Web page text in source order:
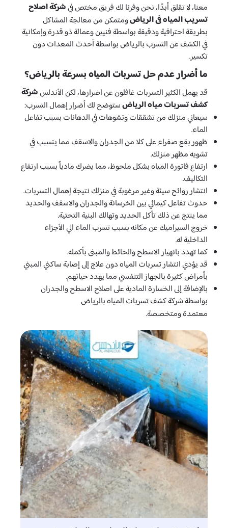
معنا، لا تقلق أبدًا، نحن وفرنا لك فريق مختص فيشركة اصلاح
تسريب المياه فى الرياضومتمكن من معالجة المشاكل
بطريقة احترافية ودقيقة بواسطة فنيين وعمالة ذو قدرة وإمكانية
في الكشف عن التسرب بالرياض بواسطة أحدث المعدات دون
تكسير.
ما أضرار عدم حل تسربات المياه بسرعة بالرياض؟
قد يهمل الكثير التسربات غافلون عن اضرارها، لكن الأندلسشركة
كشف تسربات مياه الرياضستوضح لك أضرار إهمال التسرب:
سيعاني منزلك من تشققات وتشوهات في الدهانات بسبب تفاعل
الماء.
ظهور بقع صفراء على كلا من الجدران والاسقف مما يتسبب في
تشويه مظهر منزلك.
ارتفاع فاتورة المياه بشكل ملحوظ، مما يضرك مادياً بسبب ارتفاع
التكاليف.
انتشار روائح سيئة وغير مرغوبة في منزلك نتيجة إهمال التسربات.
حدوث تفاعل كيمائي بين الخرسانة والجدران والاسقف والحديد
مما ينتج عن ذلك تآكل الحديد وتهالك البنية التحتية.
خروج السيراميك عن مكانه بسبب تسرب الماء الي الأجزاء
الداخلية له.
كما تهدد بانهيار الاسطح والحائط والمبنى بأكمله.
قد يؤدي انتشار تسربات المياه دون علاج إلى إصابة ساكني المبني
بأمراض كثيرة بالجهاز التنفسي مما يهدد حياتهم.
بالإضافة إلى الخسارة المادية على اصلاح الاسطح والجدران
بواسطة شركة كشف تسربات المياه بالرياض
معتمدةومتخصصة.